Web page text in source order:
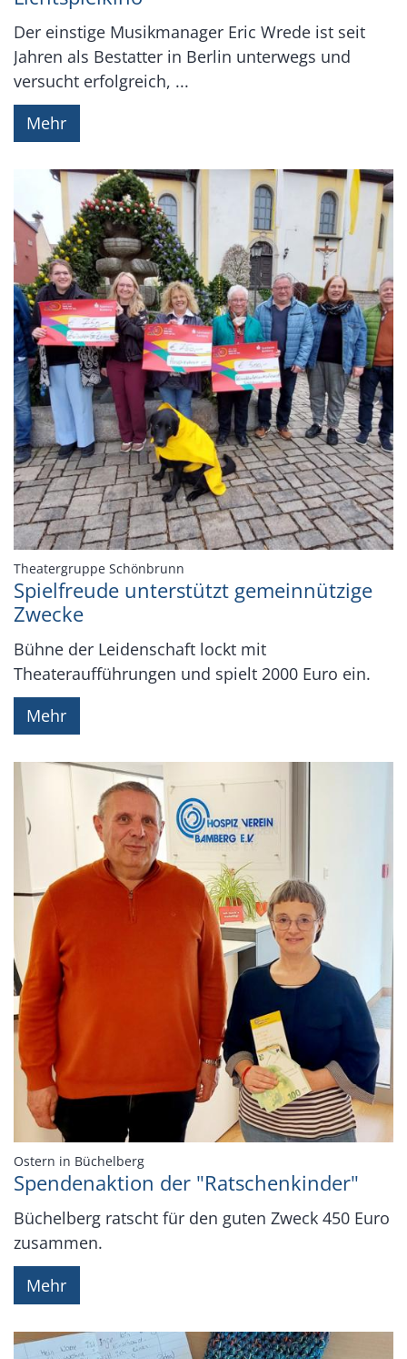
Der einstige Musikmanager Eric Wrede ist seit
Jahren als Bestatter in Berlin unterwegs und
versucht erfolgreich, ...
Mehr
Theatergruppe Schönbrunn
Spielfreude unterstützt gemeinnützige
Zwecke
Bühne der Leidenschaft lockt mit
Theateraufführungen und spielt 2000 Euro ein.
Mehr
Ostern in Büchelberg:
Spendenaktion der "Ratschenkinder"
Büchelberg ratscht für den guten Zweck 450 Euro
zusammen.
Mehr